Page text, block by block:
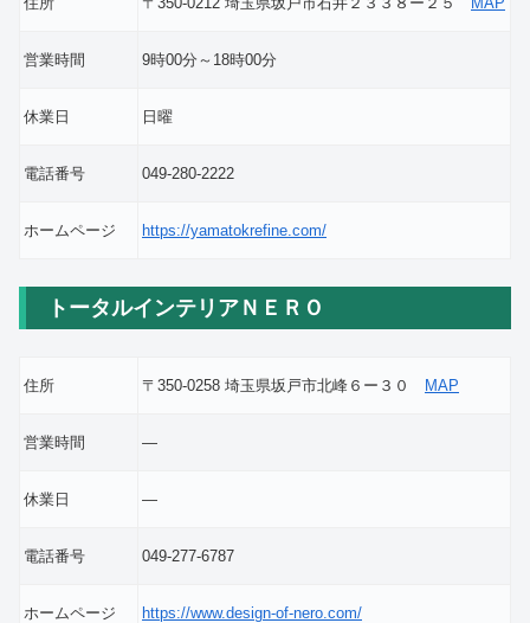
営業時間 9時00分～18時00分
休業日 日曜
電話番号 049-280-2222
ホームページ https://yamatokrefine.com/
トータルインテリアＮＥＲＯ
住所 〒350-0258 埼玉県坂戸市北峰６ー３０ MAP
営業時間 ―
休業日 ―
電話番号 049-277-6787
ホームページ https://www.design-of-nero.com/